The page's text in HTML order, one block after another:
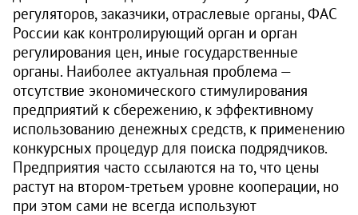
регуляторов, заказчики, отраслевые органы, ФАС
России как контролирующий орган и орган
регулирования цен, иные государственные
органы. Наиболее актуальная проблема —
отсутствие экономического стимулирования
предприятий к сбережению, к эффективному
использованию денежных средств, к применению
конкурсных процедур для поиска подрядчиков.
Предприятия часто ссылаются на то, что цены
растут на втором-третьем уровне кооперации, но
при этом сами не всегда используют